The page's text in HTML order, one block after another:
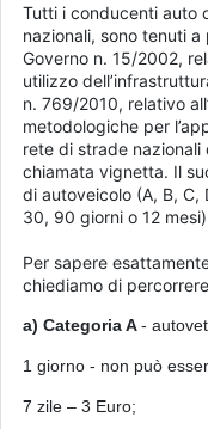
Tutti i conducenti auto
nazionali, sono tenuti
Governo n. 15/2002,
utilizzo
n. 769/2010, relativo
metodologiche per
rete di strade nazionali
chiamata vignetta. Il
di autoveicolo (A, B, C,
30, 90 giorni o 12
Per sapere
chiediamo di
a) Categoria A-
1 giorno - non può
7 zile – 3 Euro;